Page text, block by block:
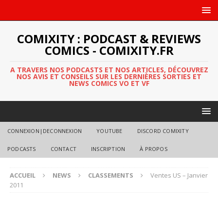
COMIXITY : PODCAST & REVIEWS
COMICS - COMIXITY.FR
A TRAVERS NOS PODCASTS ET NOS ARTICLES, DÉCOUVREZ
NOS AVIS ET CONSEILS SUR LES DERNIÈRES SORTIES ET
NEWS COMICS VO ET VF
CONNEXION|DECONNEXION YOUTUBE DISCORD COMIXITY
PODCASTS CONTACT INSCRIPTION À PROPOS
ACCUEIL NEWS CLASSEMENTS
Ventes US – Janvier
2011